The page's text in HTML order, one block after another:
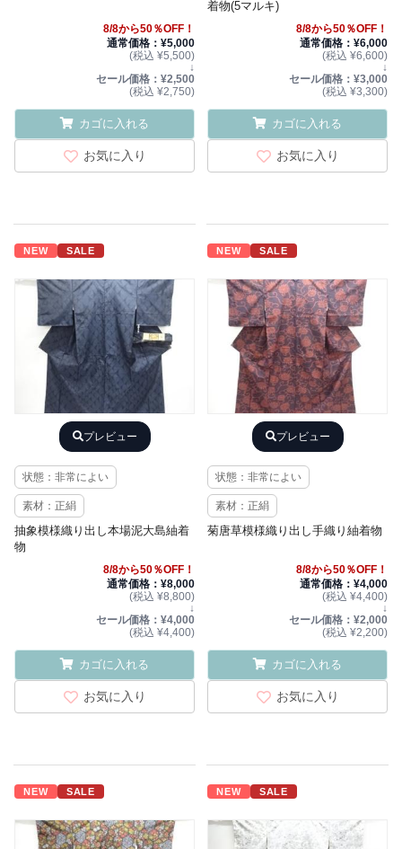
8/8から50％OFF！
通常価格：¥5,000
(税込 ¥5,500)
↓
セール価格：¥2,500
(税込 ¥2,750)
カゴに入れる
お気に入り
着物(5マルキ)
8/8から50％OFF！
通常価格：¥6,000
(税込 ¥6,600)
↓
セール価格：¥3,000
(税込 ¥3,300)
カゴに入れる
お気に入り
NEW SALE
プレビュー
状態：非常によい
素材：正絹
抽象模様織り出し本場泥大島紬着
物
8/8から50％OFF！
通常価格：¥8,000
(税込 ¥8,800)
↓
セール価格：¥4,000
(税込 ¥4,400)
カゴに入れる
お気に入り
NEW SALE
プレビュー
状態：非常によい
素材：正絹
菊唐草模様織り出し手織り紬着物
8/8から50％OFF！
通常価格：¥4,000
(税込 ¥4,400)
↓
セール価格：¥2,000
(税込 ¥2,200)
カゴに入れる
お気に入り
NEW SALE NEW SALE